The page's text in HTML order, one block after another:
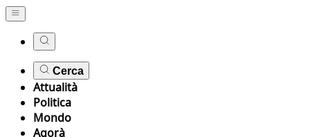
Cerca
Attualità
Politica
Mondo
Agorà